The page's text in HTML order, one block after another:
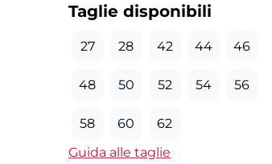
Taglie disponibili
27 28 42 44 46
48 50 52 54 56
58 60
62
Guida alle taglie